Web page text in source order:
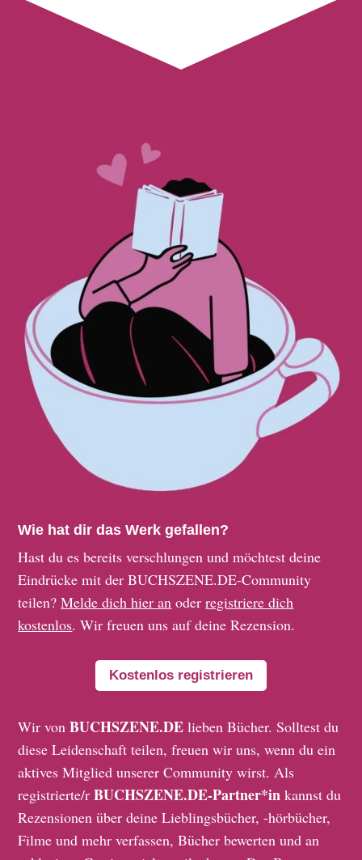
Wie hat dir das Werk gefallen?
Hast du es bereits verschlungen und möchtest deine
Eindrücke mit der BUCHSZENE.DE-Community
teilen?Melde dich hier an oderregistriere dich
kostenlos. Wir freuen uns auf deine Rezension.
Kostenlos registrieren
Wir vonBUCHSZENE.DE lieben Bücher. Solltest du
diese Leidenschaft teilen, freuen wir uns, wenn du ein
aktives Mitglied unserer Community wirst. Als
registrierte/rBUCHSZENE.DE-Partner*in kannst du
Rezensionen über deine Lieblingsbücher, -hörbücher,
Filme und mehr verfassen, Bücher bewerten und an